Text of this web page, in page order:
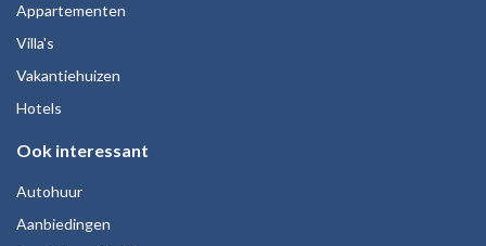
Appartementen
Villa's
Vakantiehuizen
Hotels
Ook interessant
Autohuur
Aanbiedingen